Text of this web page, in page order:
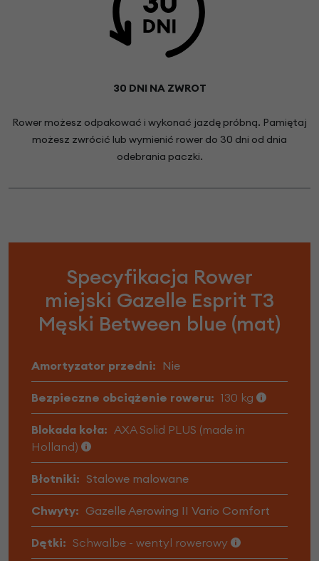
30 DNI NA ZWROT
Rower możesz odpakować i wykonać jazdę próbną. Pamiętaj
możesz zwrócić lub wymienić rower do 30 dni od dnia
odebrania paczki.
Specyfikacja Rower
miejski Gazelle Esprit T3
Męski Between blue (mat)
Amortyzator przedni: Nie
Bezpieczne obciążenie roweru: 130 kg
Blokada koła: AXA Solid PLUS (made in
Holland)
Błotniki: Stalowe malowane
Chwyty: Gazelle Aerowing II Vario Comfort
Dętki: Schwalbe - wentyl rowerowy